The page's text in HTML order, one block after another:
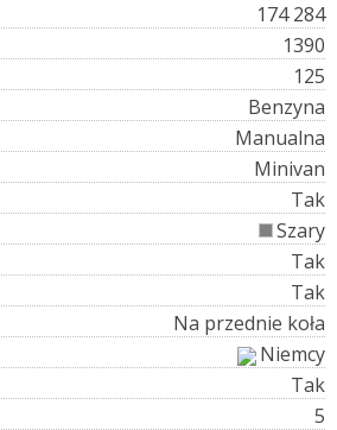
174 284
1390
125
Benzyna
Manualna
Minivan
Tak
Szary
Tak
Tak
Na przednie koła
Niemcy
Tak
5